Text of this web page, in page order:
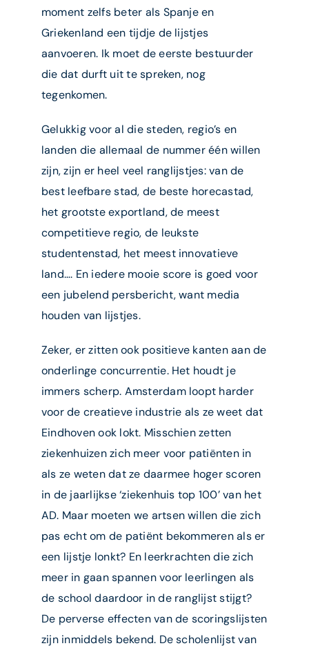
moment zelfs beter als Spanje en
Griekenland een tijdje de lijstjes
aanvoeren. Ik moet de eerste bestuurder
die dat durft uit te spreken, nog
tegenkomen.
Gelukkig voor al die steden, regio’s en
landen die allemaal de nummer één willen
zijn, zijn er heel veel ranglijstjes: van de
best leefbare stad, de beste horecastad,
het grootste exportland, de meest
competitieve regio, de leukste
studentenstad, het meest innovatieve
land…. En iedere mooie score is goed voor
een jubelend persbericht, want media
houden van lijstjes.
Zeker, er zitten ook positieve kanten aan de
onderlinge concurrentie. Het houdt je
immers scherp. Amsterdam loopt harder
voor de creatieve industrie als ze weet dat
Eindhoven ook lokt. Misschien zetten
ziekenhuizen zich meer voor patiënten in
als ze weten dat ze daarmee hoger scoren
in de jaarlijkse ‘ziekenhuis top 100’ van het
AD. Maar moeten we artsen willen die zich
pas echt om de patiënt bekommeren als er
een lijstje lonkt? En leerkrachten die zich
meer in gaan spannen voor leerlingen als
de school daardoor in de ranglijst stijgt?
De perverse effecten van de scoringslijsten
zijn inmiddels bekend. De scholenlijst van